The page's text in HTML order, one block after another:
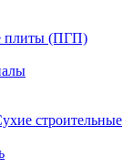
плиты (ПГП)
строительные